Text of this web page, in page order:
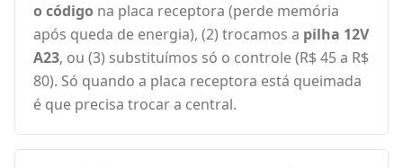
o código na placa receptora (perde memória
após queda de energia), (2) trocamos a pilha 12V
A23, ou (3) substituímos só o controle (R$ 45 a R$
80). Só quando a placa receptora está queimada
é que precisa trocar a central.